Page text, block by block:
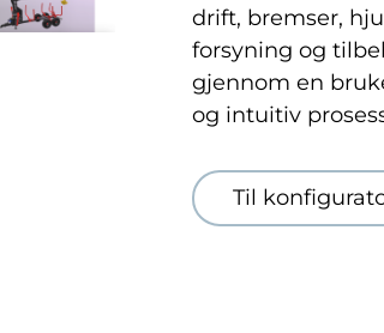
drift, bremser,
forsyning og
gjennom en
og intuitiv
Til